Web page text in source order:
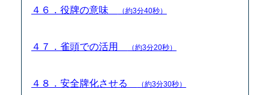
４６．役牌の意味 （約3分40秒）
４７．雀頭での活用 （約3分20秒）
４８．安全牌化させる （約3分30秒）